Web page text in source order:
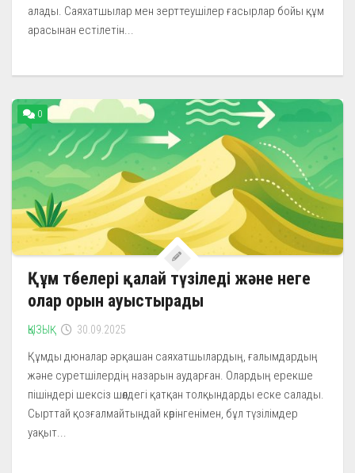
алады. Саяхатшылар мен зерттеушілер ғасырлар бойы құм
арасынан естілетін...
0
Құм төбелері қалай түзіледі және неге
олар орын ауыстырады
ҚЫЗЫҚ 30.09.2025
Құмды дюналар әрқашан саяхатшылардың, ғалымдардың
және суретшілердің назарын аударған. Олардың ерекше
пішіндері шексіз шөлдегі қатқан толқындарды еске салады.
Сырттай қозғалмайтындай көрінгенімен, бұл түзілімдер
уақыт...